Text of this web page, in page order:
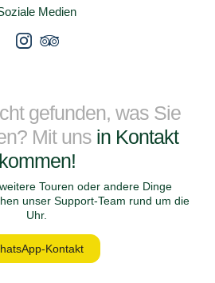
Medien
gefunden, was Sie
Mit uns in Kontakt
kommen!
Touren oder andere Dinge
unser Support-Team rund um die
Uhr.
Kontakt